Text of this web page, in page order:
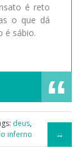
é reto
o que dá
é sábio.
deus,
inferno